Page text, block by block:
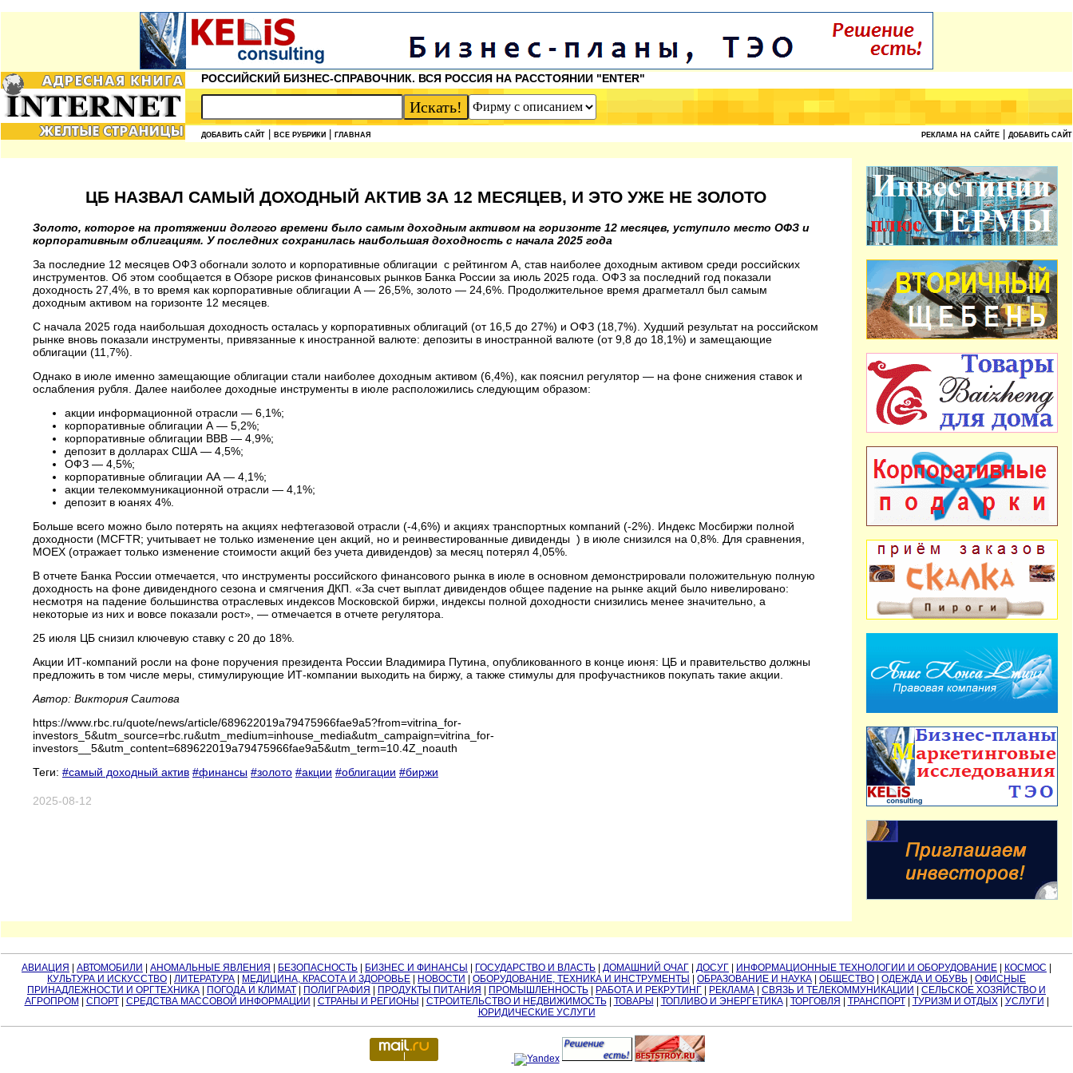
РОССИЙСКИЙ БИЗНЕС-СПРАВОЧНИК. ВСЯ РОССИЯ НА РАССТОЯНИИ "ENTER"
ДОБАВИТЬ САЙТ ВСЕ РУБРИКИ ГЛАВНАЯ РЕКЛАМА НА САЙТЕ ДОБАВИТЬ САЙТ
ЦБ НАЗВАЛ САМЫЙ ДОХОДНЫЙ АКТИВ ЗА 12 МЕСЯЦЕВ, И ЭТО УЖЕ НЕ ЗОЛОТО
Золото, которое на протяжении долгого времени было самым доходным активом на горизонте 12 месяцев, уступило место ОФЗ и
корпоративным облигациям. У последних сохранилась наибольшая доходность с начала 2025 года
За последние 12 месяцев ОФЗ обогнали золото и корпоративные облигации с рейтингом А, став наиболее доходным активом среди российских
инструментов. Об этом сообщается в Обзоре рисков финансовых рынков Банка России за июль 2025 года. ОФЗ за последний год показали
доходность 27,4%, в то время как корпоративные облигации А — 26,5%, золото — 24,6%. Продолжительное время драгметалл был самым
доходным активом на горизонте 12 месяцев.
С начала 2025 года наибольшая доходность осталась у корпоративных облигаций (от 16,5 до 27%) и ОФЗ (18,7%). Худший результат на российском
рынке вновь показали инструменты, привязанные к иностранной валюте: депозиты в иностранной валюте (от 9,8 до 18,1%) и замещающие
облигации (11,7%).
Однако в июле именно замещающие облигации стали наиболее доходным активом (6,4%), как пояснил регулятор — на фоне снижения ставок и
ослабления рубля. Далее наиболее доходные инструменты в июле расположились следующим образом:
акции информационной отрасли — 6,1%;
корпоративные облигации А — 5,2%;
корпоративные облигации ВВВ — 4,9%;
депозит в долларах США — 4,5%;
ОФЗ — 4,5%;
корпоративные облигации АА — 4,1%;
акции телекоммуникационной отрасли — 4,1%;
депозит в юанях 4%.
Больше всего можно было потерять на акциях нефтегазовой отрасли (-4,6%) и акциях транспортных компаний (-2%). Индекс Мосбиржи полной
доходности (MCFTR; учитывает не только изменение цен акций, но и реинвестированные дивиденды ) в июле снизился на 0,8%. Для сравнения,
MOEX (отражает только изменение стоимости акций без учета дивидендов) за месяц потерял 4,05%.
В отчете Банка России отмечается, что инструменты российского финансового рынка в июле в основном демонстрировали положительную полную
доходность на фоне дивидендного сезона и смягчения ДКП. «За счет выплат дивидендов общее падение на рынке акций было нивелировано:
несмотря на падение большинства отраслевых индексов Московской биржи, индексы полной доходности снизились менее значительно, а
некоторые из них и вовсе показали рост», — отмечается в отчете регулятора.
25 июля ЦБ снизил ключевую ставку с 20 до 18%.
Акции ИТ-компаний росли на фоне поручения президента России Владимира Путина, опубликованного в конце июня: ЦБ и правительство должны
предложить в том числе меры, стимулирующие ИТ-компании выходить на биржу, а также стимулы для профучастников покупать такие акции.
Автор: Виктория Саитова
https://www.rbc.ru/quote/news/article/689622019a79475966fae9a5?from=vitrina_for-
investors_5&utm_source=rbc.ru&utm_medium=inhouse_media&utm_campaign=vitrina_for-
investors__5&utm_content=689622019a79475966fae9a5&utm_term=10.4Z_noauth
Теги: #самый доходный актив #финансы #золото #акции #облигации #биржи
2025-08-12
АВИАЦИЯ АВТОМОБИЛИ АНОМАЛЬНЫЕ ЯВЛЕНИЯ БЕЗОПАСНОСТЬ БИЗНЕС И ФИНАНСЫ ГОСУДАРСТВО И ВЛАСТЬ ДОМАШНИЙ ОЧАГ ДОСУГ ИНФОРМАЦИОННЫЕ ТЕХНОЛОГИИ И ОБОРУДОВАНИЕ КОСМОС
КУЛЬТУРА И ИСКУССТВО
ЛИТЕРАТУРА МЕДИЦИНА, КРАСОТА И ЗДОРОВЬЕ НОВОСТИ ОБОРУДОВАНИЕ, ТЕХНИКА И ИНСТРУМЕНТЫ ОБРАЗОВАНИЕ И НАУКА ОБЩЕСТВО ОДЕЖДА И ОБУВЬ
ОФИСНЫЕ
ПРИНАДЛЕЖНОСТИ И ОРГТЕХНИКА
ПОГОДА И КЛИМАТ ПОЛИГРАФИЯ ПРОДУКТЫ ПИТАНИЯ ПРОМЫШЛЕННОСТЬ РАБОТА И РЕКРУТИНГ РЕКЛАМА СВЯЗЬ И ТЕЛЕКОММУНИКАЦИИ
СЕЛЬСКОЕ ХОЗЯЙСТВО И
АГРОПРОМ
СПОРТ| СРЕДСТВА МАССОВОЙ ИНФОРМАЦИИ СТРАНЫ И РЕГИОНЫ СТРОИТЕЛЬСТВО И НЕДВИЖИМОСТЬ| ТОВАРЫ ТОПЛИВО И ЭНЕРГЕТИКА| ТОРГОВЛЯ ТРАНСПОРТ| ТУРИЗМ И ОТДЫХ| УСЛУГИ
ЮРИДИЧЕСКИЕ УСЛУГИ